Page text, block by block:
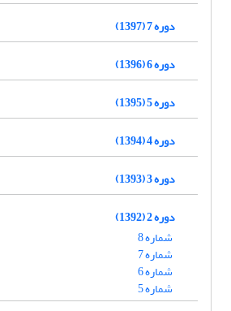
دوره 7 (1397)
دوره 6 (1396)
دوره 5 (1395)
دوره 4 (1394)
دوره 3 (1393)
دوره 2 (1392)
شماره 8
شماره 7
شماره 6
شماره 5